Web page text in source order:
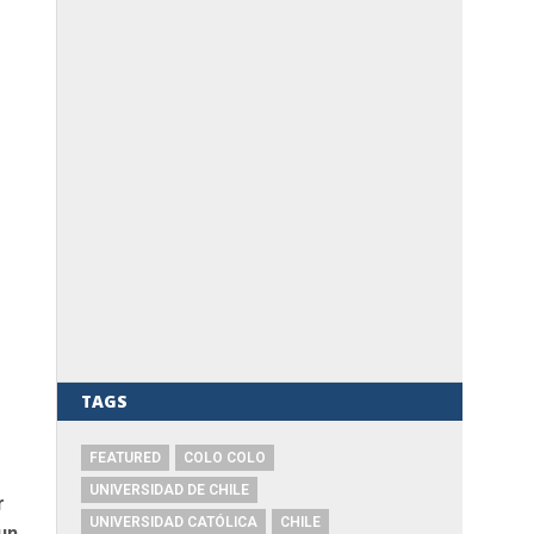
TAGS
FEATURED
COLO COLO
UNIVERSIDAD DE CHILE
UNIVERSIDAD CATÓLICA
CHILE